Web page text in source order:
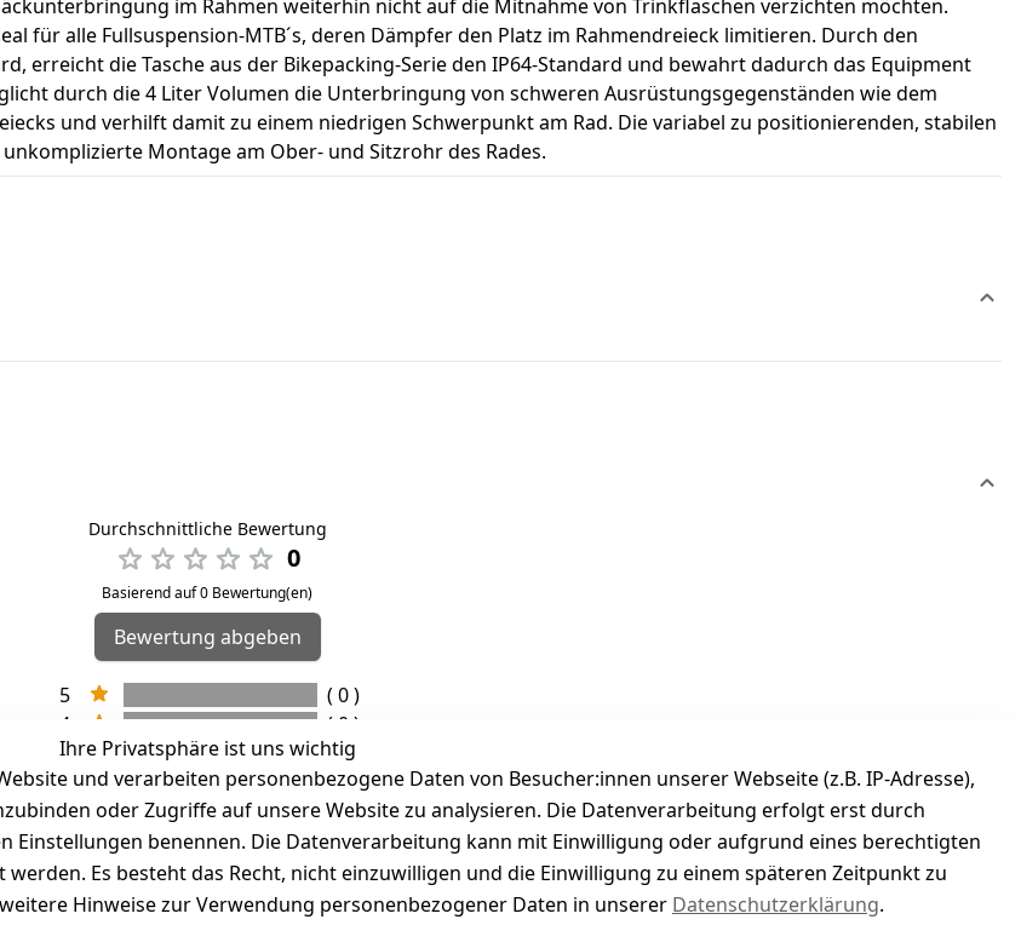
im Rahmen weiterhin nicht auf die Mitnahme von Trinkflaschen verzichten möchten.
für alle Fullsuspension-MTB´s, deren Dämpfer den Platz im Rahmendreieck limitieren. Durch den
erreicht die Tasche aus der Bikepacking-Serie den IP64-Standard und bewahrt dadurch das Equipment
durch die 4 Liter Volumen die Unterbringung von schweren Ausrüstungsgegenständen wie dem
und verhilft damit zu einem niedrigen Schwerpunkt am Rad. Die variabel zu positionierenden, stabilen
Montage am Ober- und Sitzrohr des Rades.
Durchschnittliche Bewertung
0
Basierend auf 0 Bewertung(en)
Bewertung abgeben
5
( 0 )
4
( 0 )
3
( 0 )
2
( 0 )
1
( 0 )
Ihre Privatsphäre ist uns wichtig
und verarbeiten personenbezogene Daten von Besucher:innen unserer Webseite (z.B. IP-Adresse),
oder Zugriffe auf unsere Website zu analysieren. Die Datenverarbeitung erfolgt erst durch
Einstellungen benennen. Die Datenverarbeitung kann mit Einwilligung oder aufgrund eines berechtigten
Es besteht das Recht, nicht einzuwilligen und die Einwilligung zu einem späteren Zeitpunkt zu
Hinweise zur Verwendung personenbezogener Daten in unserer Datenschutzerklärung.